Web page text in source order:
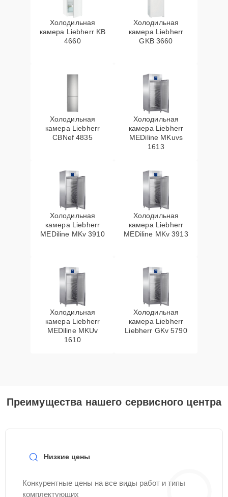
Холодильная
камера Liebherr KB
4660
Холодильная
камера Liebherr
GKB 3660
Холодильная
камера Liebherr
CBNef 4835
Холодильная
камера Liebherr
MEDiline MKuvs
1613
Холодильная
камера Liebherr
MEDiline MKv 3910
Холодильная
камера Liebherr
MEDiline MKv 3913
Холодильная
камера Liebherr
MEDiline MKUv
1610
Холодильная
камера Liebherr
Liebherr GKv 5790
Преимущества нашего сервисного центра
Низкие цены
Конкурентные цены на все виды работ и типы
комплектующих